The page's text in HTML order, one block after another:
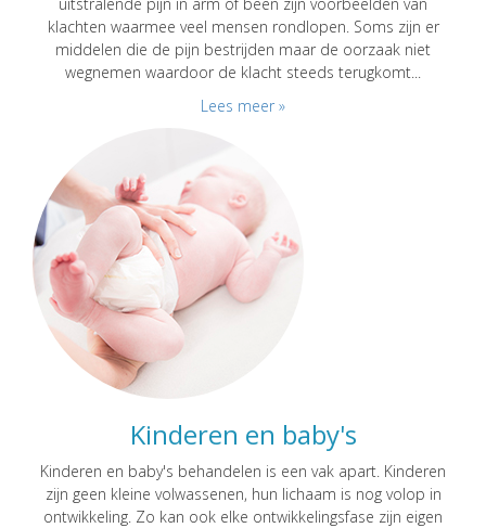
klachten waarmee veel mensen rondlopen. Soms zijn er
middelen die de pijn bestrijden maar de oorzaak niet
wegnemen waardoor de klacht steeds terugkomt...
Lees meer »
Kinderen en baby's
Kinderen en baby's behandelen is een vak apart. Kinderen
zijn geen kleine volwassenen, hun lichaam is nog volop in
ontwikkeling. Zo kan ook elke ontwikkelingsfase zijn eigen